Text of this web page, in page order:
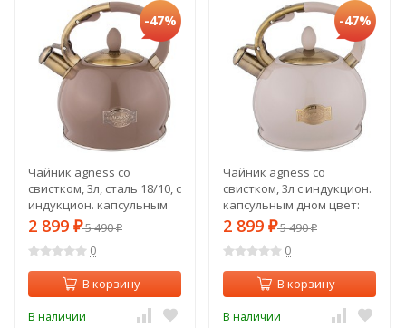
-47%
Чайник agness со
свистком, 3л, сталь 18/10, с
индукцион. капсульным
дном, цвет: шоколад
Agness (937-842)
2 899 ₽5 490₽
0
В корзину
В наличии
-47%
Чайник agness со
свистком, 3л c индукцион.
капсульным дном цвет:
дымчатый серый, сталь
18/10 Agness (937-843)
2 899 ₽5 490₽
0
В корзину
В наличии